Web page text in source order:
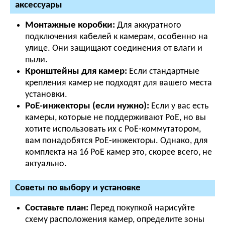
аксессуары
Монтажные коробки: Для аккуратного
подключения кабелей к камерам, особенно на
улице. Они защищают соединения от влаги и
пыли.
Кронштейны для камер: Если стандартные
крепления камер не подходят для вашего места
установки.
PoE-инжекторы (если нужно): Если у вас есть
камеры, которые не поддерживают PoE, но вы
хотите использовать их с PoE-коммутатором,
вам понадобятся PoE-инжекторы. Однако, для
комплекта на 16 PoE камер это, скорее всего, не
актуально.
Советы по выбору и установке
Составьте план: Перед покупкой нарисуйте
схему расположения камер, определите зоны